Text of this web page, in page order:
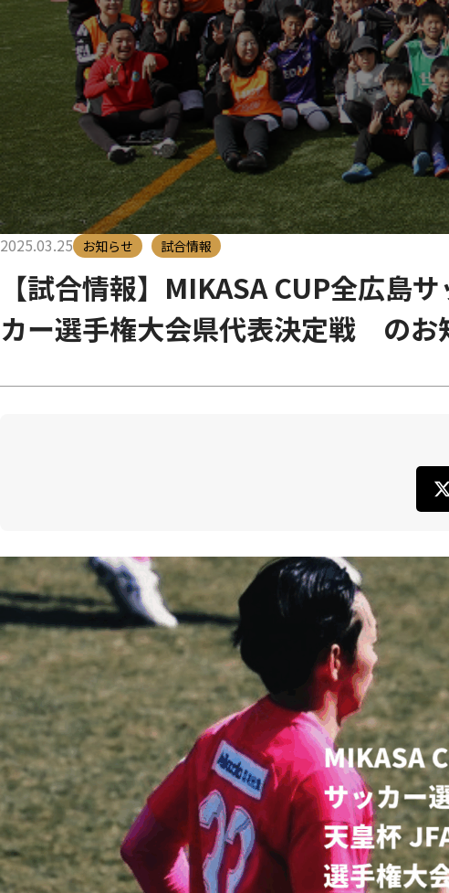
2025.03.25 お知らせ 試合情報
【試合情報】MIKASA CUP全広
カー選手権大会県代表決定戦 のお